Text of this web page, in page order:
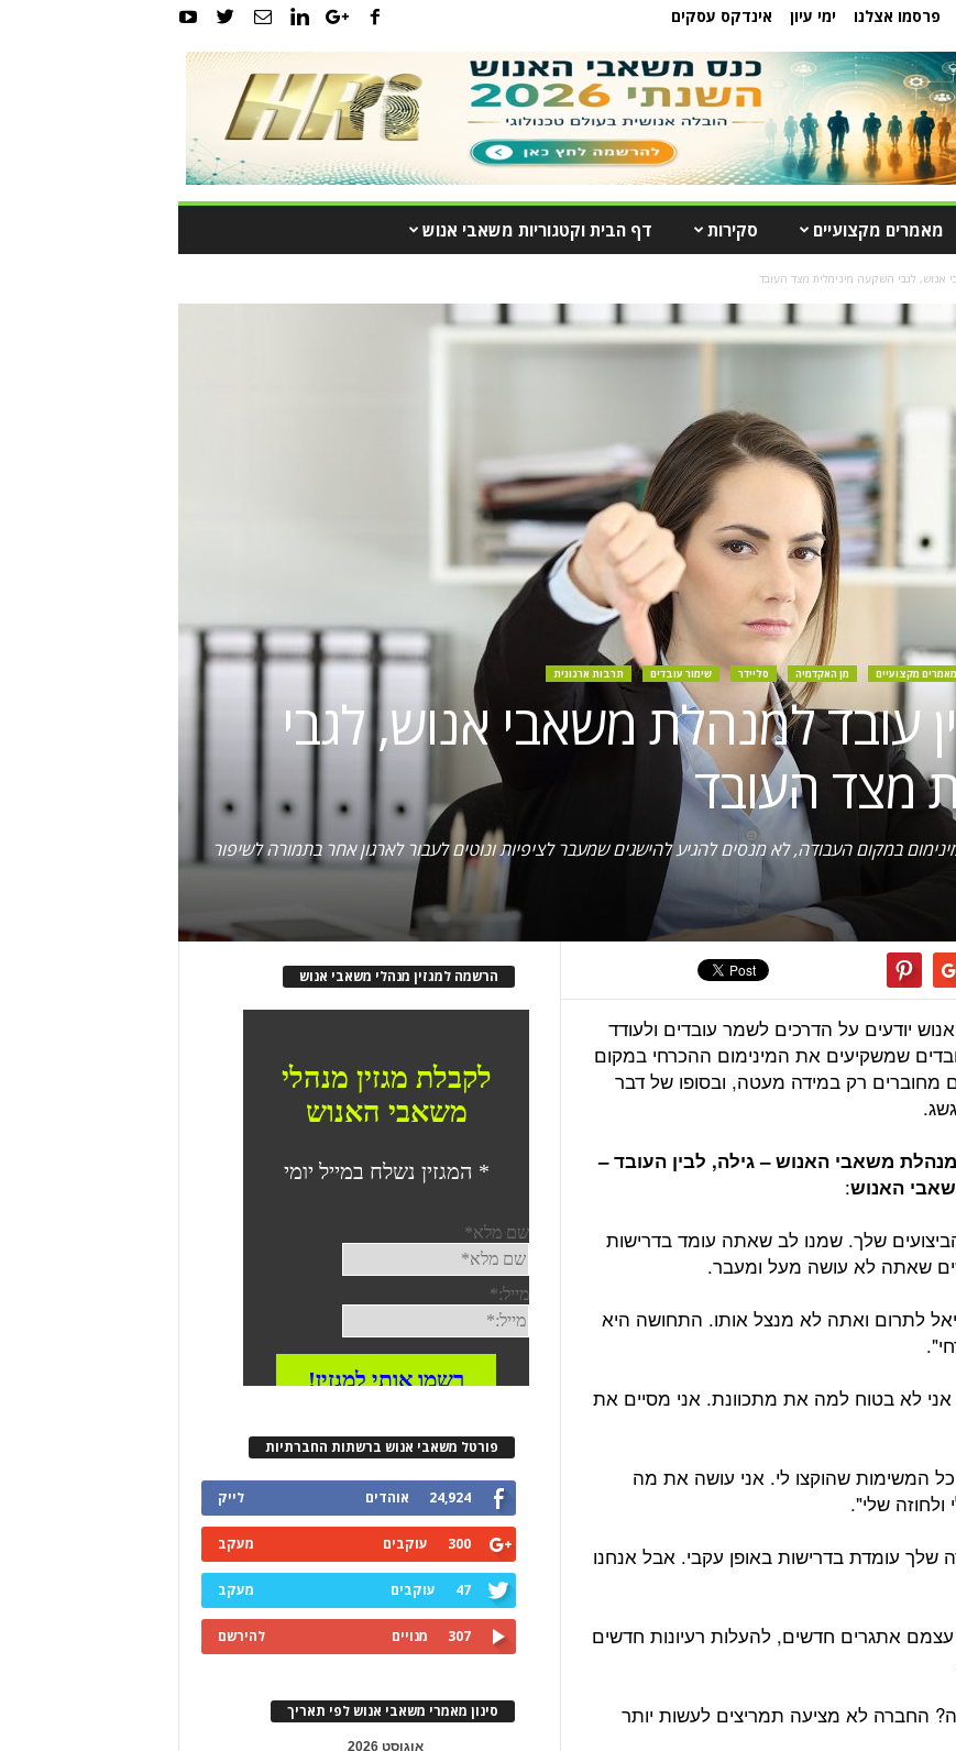
פרסמו אצלנו ימי עיון אינדקס עסקים
מאמרים מקצועיים סקירות דף הבית וקטגוריות משאבי אנוש
אנוש, לגבי השקעה מינימלית מצד העובד
מאמרים מקצועיים מן האקדמיה סליידר שימור עובדים תרבות ארגונית
עובד למנהלת משאבי אנוש, לגבי
מצד העובד
במקום העבודה, לא מנסים להגיע להישגים שמעבר לציפיות ונוטים לעבור לארגון אחר בתמורה לשיפור
יודעים על הדרכים לשמר עובדים ולעודד
שמשקיעים את המינימום ההכרחי במקום
מחוברים רק במידה מעטה, ובסופו של דבר
משאבי האנוש – גילה, לבין העובד –
האנוש:
שלך. שמנו לב שאתה עומד בדרישות
שאתה לא עושה מעל ומעבר.
לתרום ואתה לא מנצל אותו. התחושה היא
לא בטוח למה את מתכוונת. אני מסיים את
המשימות שהוקצו לי. אני עושה את מה
שלי".
שלך עומדת בדרישות באופן עקבי. אבל אנחנו
אתגרים חדשים, להעלות רעיונות חדשים
החברה לא מציעה תמריצים לעשות יותר
הרשמה למגזין מנהלי משאבי אנוש
פורטל משאבי אנוש ברשתות החברתיות
24,924 אוהדים לייק
300 עוקבים מעקב
47 עוקבים מעקב
307 מנויים להירשם
סינון מאמרי משאבי אנוש לפי תאריך
אוגוסט 2026